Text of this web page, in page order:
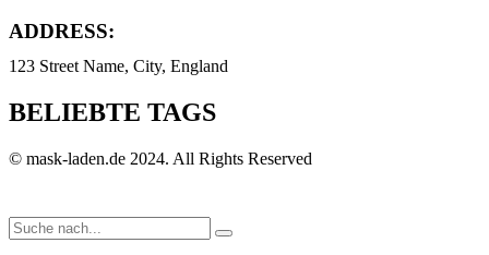
ADDRESS:
123 Street Name, City, England
BELIEBTE TAGS
© mask-laden.de 2024. All Rights Reserved